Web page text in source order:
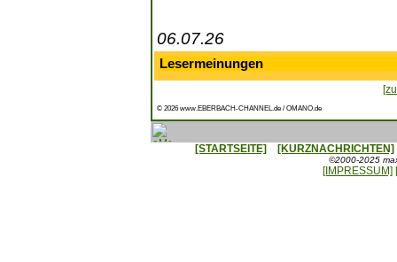
06.07.26
Lesermeinungen
© 2026 www.EBERBACH-CHANNEL.de / OMANO.de
[STARTSEITE] [KURZNACHRICHTEN]
©2000-2025
[IMPRESSUM]